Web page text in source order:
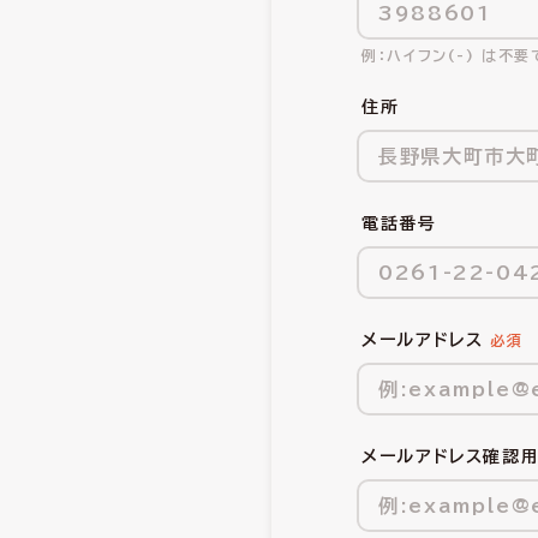
ハイフン(-) は不要
住所
電話番号
メールアドレス
メールアドレス確認